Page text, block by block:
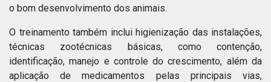
o bom desenvolvimento dos animais.
O treinamento também inclui higienização das instalações,
técnicas zootécnicas básicas, como contenção,
identificação, manejo e controle do crescimento, além da
aplicação de medicamentos pelas principais vias,